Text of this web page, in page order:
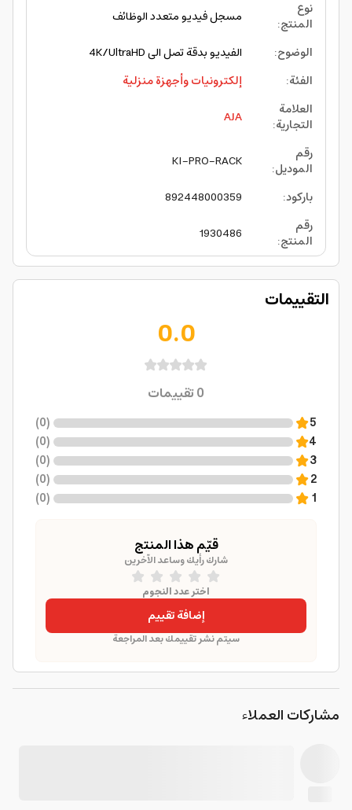
نوع
المنتج:
مسجل فيديو متعدد الوظائف
الوضوح:
الفيديو بدقة تصل الى 4K/UltraHD
الفئة:
إلكترونيات وأجهزة منزلية
العلامة
التجارية:
AJA
رقم
الموديل:
KI-PRO-RACK
باركود:
892448000359
رقم
المنتج:
1930486
التقييمات
0.0
0تقييمات
5
(
0
)
4
(
0
)
3
(
0
)
2
(
0
)
1
(
0
)
قيّم هذا المنتج
شارك رأيك وساعد الآخرين
اختر عدد النجوم
إضافة تقييم
سيتم نشر تقييمك بعد المراجعة
مشاركات العملاء